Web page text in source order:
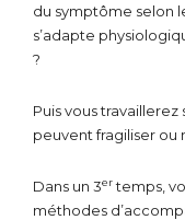
du symptôme selon
s’adapte
?
Puis vous
peuvent fragiliser ou
Dans un 3ertemps,
méthodes